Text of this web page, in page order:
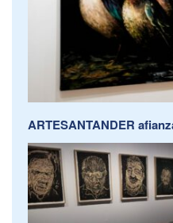
ARTESANTANDER